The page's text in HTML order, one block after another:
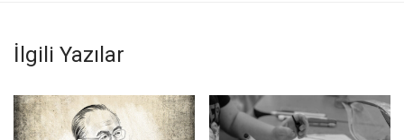
İlgili Yazılar